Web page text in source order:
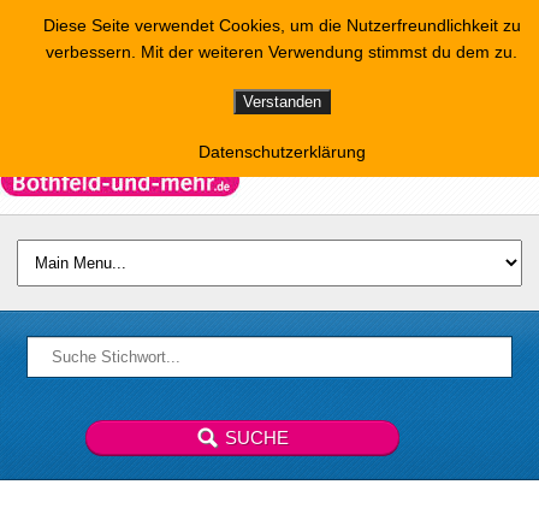
Diese Seite verwendet Cookies, um die Nutzerfreundlichkeit zu
verbessern. Mit der weiteren Verwendung stimmst du dem zu.
Verstanden
Datenschutzerklärung